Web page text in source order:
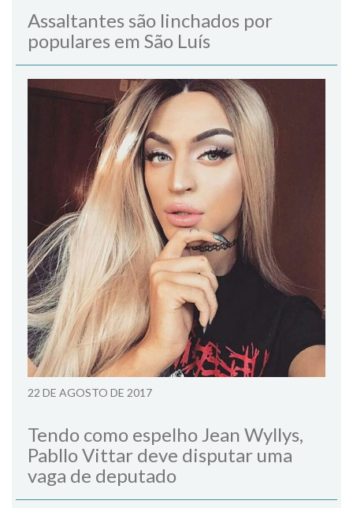
Assaltantes são linchados por
populares em São Luís
22 DE AGOSTO DE 2017
Tendo como espelho Jean Wyllys,
Pabllo Vittar deve disputar uma
vaga de deputado